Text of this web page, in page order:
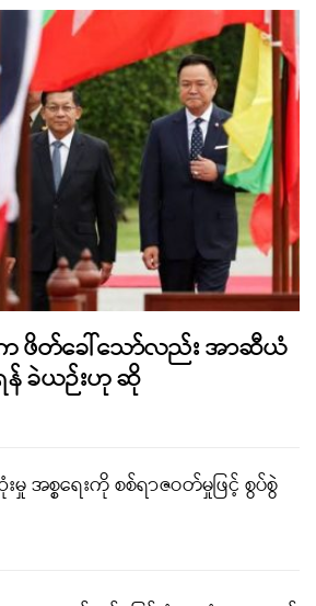
ဖိတ်ခေါ်သော်လည်း အာဆီယံ
ခဲယဉ်းဟု ဆို
စ္စရေးကို စစ်ရာဇဝတ်မှုဖြင့် စွပ်စွဲ